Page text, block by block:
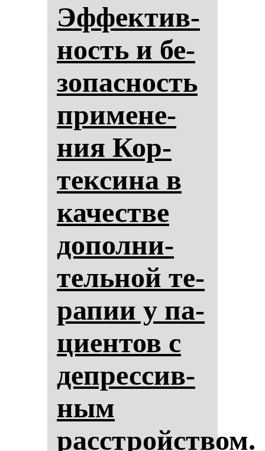
Эф­фек­тив­
ность и бе­
зо­пас­ность
при­ме­не­
ния Кор­
тек­си­на в
ка­чес­тве
до­пол­ни­
тель­ной те­
ра­пии у па­
ци­ен­тов с
деп­рес­сив­
ным
расстройством.